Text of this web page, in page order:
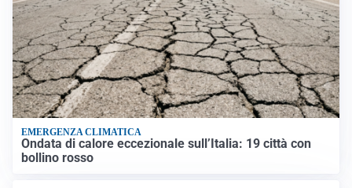
EMERGENZA CLIMATICA
Ondata di calore eccezionale sull’Italia: 19 città con
bollino rosso